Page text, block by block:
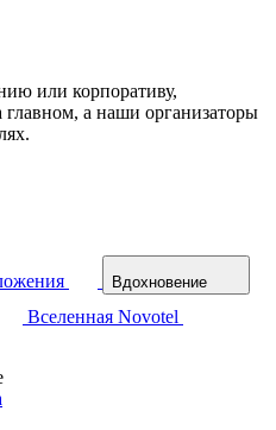
или корпоративу,
главном, а наши организаторы
Вдохновение
Вселенная Novotel